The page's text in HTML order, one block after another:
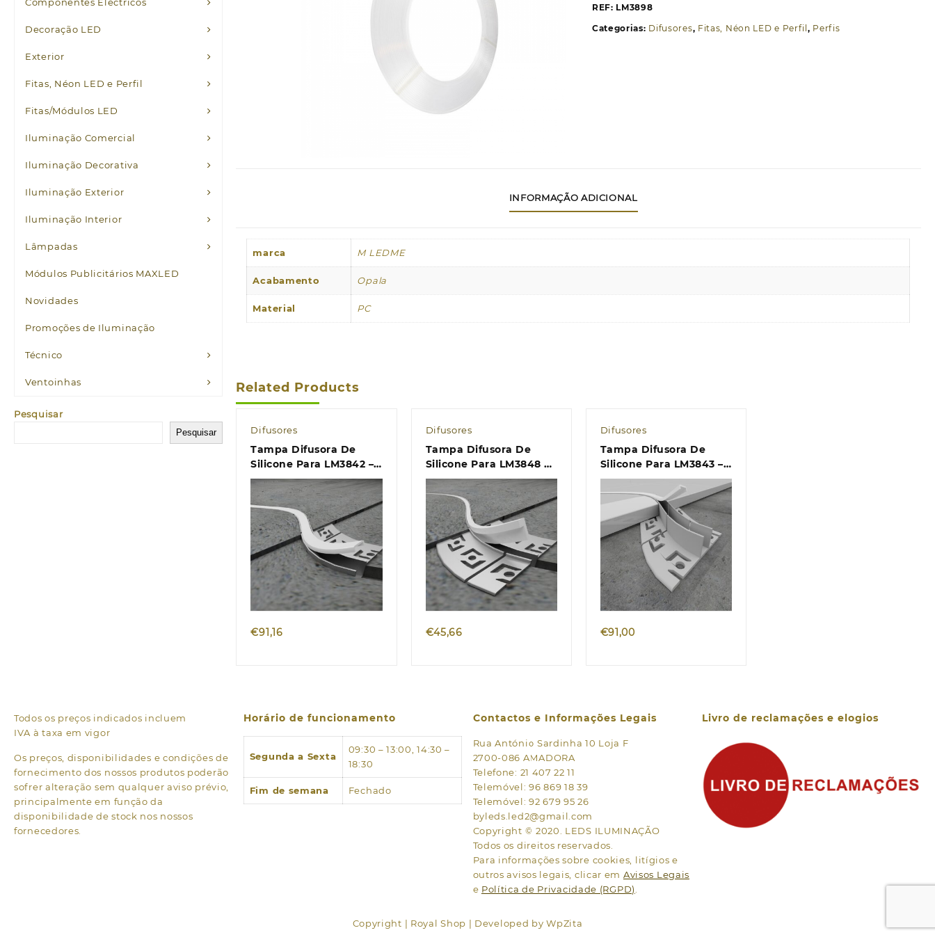
Decoração LED
Exterior
Fitas, Néon LED e Perfil
Fitas/Módulos LED
Iluminação Comercial
Iluminação Decorativa
Iluminação Exterior
Iluminação Interior
Lâmpadas
Módulos Publicitários MAXLED
Novidades
Promoções de Iluminação
Técnico
Ventoinhas
Pesquisar
Pesquisar
REF: LM3898
Categorias: Difusores, Fitas, Néon LED e Perfil , Perfis
INFORMAÇÃO ADICIONAL
marca M LEDME
Acabamento Opala
Material PC
Related Products
Difusores
Tampa Difusora De
Silicone Para LM3842 –
40 Metros
Quick view
€91,16
Difusores
Tampa Difusora De
Silicone Para LM3848 –
40 Metros
Quick view
€45,66
Difusores
Tampa Difusora De
Silicone Para LM3843 –
40 Metros
Quick view
€91,00
Todos os preços indicados incluem
IVA à taxa em vigor
Os preços, disponibilidades e condições de
fornecimento dos nossos produtos poderão
sofrer alteração sem qualquer aviso prévio,
principalmente em função da
disponibilidade de stock nos nossos
fornecedores.
Horário de funcionamento
Segunda a Sexta
09:30 – 13:00, 14:30 –
18:30
Fim de semana Fechado
Contactos e Informações Legais
Rua António Sardinha 10 Loja F
2700-086 AMADORA
Telefone: 21 407 22 11
Telemóvel: 96 869 18 39
Telemóvel: 92 679 95 26
byleds.led2@gmail.com
Copyright © 2020. LEDS ILUMINAÇÃO
Todos os direitos reservados.
Para informações sobre cookies, litígios e
outros avisos legais, clicar em Avisos Legais
e Política de Privacidade (RGPD)
Livro de reclamações e elogios
Copyright | Royal Shop | Developed by WpZita